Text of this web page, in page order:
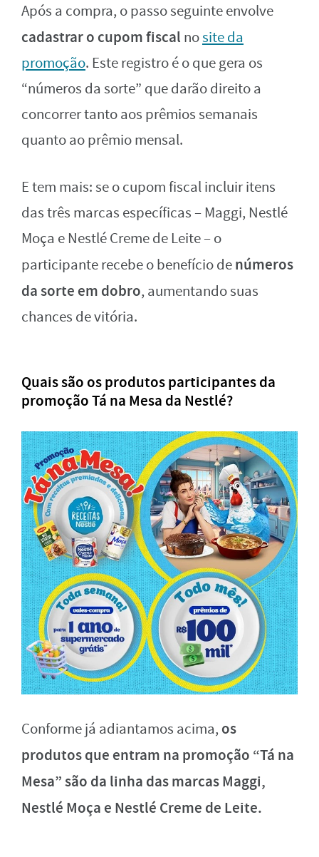
Após a compra, o passo seguinte envolve
cadastrar o cupom fiscal nosite da
promoção. Este registro é o que gera os
“números da sorte” que darão direito a
concorrer tanto aos prêmios semanais
quanto ao prêmio mensal.
E tem mais: se o cupom fiscal incluir itens
das três marcas específicas – Maggi, Nestlé
Moça e Nestlé Creme de Leite – o
participante recebe o benefício denúmeros
da sorte em dobro, aumentando suas
chances de vitória.
Quais são os produtos participantes da
promoção Tá na Mesa da Nestlé?
Conforme já adiantamos acima, os
produtos que entram na promoção “Tá na
Mesa” são da linha das marcas Maggi,
Nestlé Moça e Nestlé Creme de Leite.